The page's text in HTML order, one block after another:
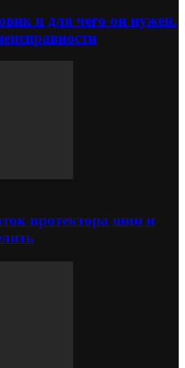
и для чего он нужен.
протектора шин и